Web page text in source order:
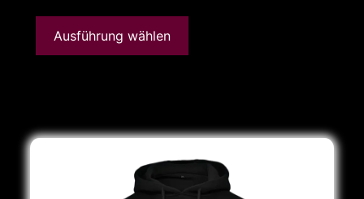
Ausführung wählen